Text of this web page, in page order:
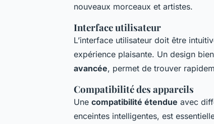
nouveaux morceaux et artistes.
Interface utilisateur
L’interface utilisateur doit être
expérience plaisante. Un design
avancée, permet de trouver
Compatibilité des appareils
Une compatibilité étendue avec
enceintes intelligentes, est